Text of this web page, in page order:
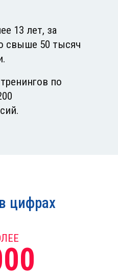
13 лет, за
свыше 50 тысяч
по
цифрах